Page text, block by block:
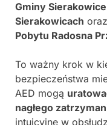
Gminy Sierakowice
Sierakowicach
Pobytu Radosna
To ważny krok w
bezpieczeństwa
AED mogą
nagłego
intuicyjne w